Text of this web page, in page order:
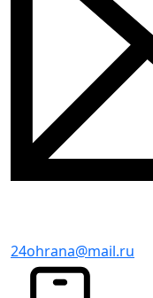
24ohrana@mail.ru